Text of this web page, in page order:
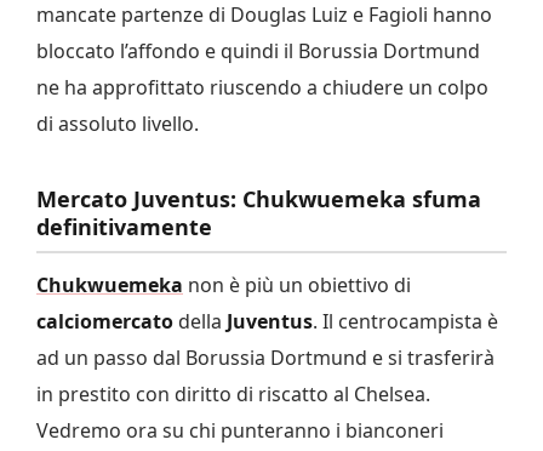
mancate partenze di Douglas Luiz e Fagioli hanno
bloccato l’affondo e quindi il Borussia Dortmund
ne ha approfittato riuscendo a chiudere un colpo
di assoluto livello.
Mercato Juventus: Chukwuemeka sfuma
definitivamente
Chukwuemeka non è più un obiettivo di
calciomercato della Juventus. Il centrocampista è
ad un passo dal Borussia Dortmund e si trasferirà
in prestito con diritto di riscatto al Chelsea.
Vedremo ora su chi punteranno i bianconeri